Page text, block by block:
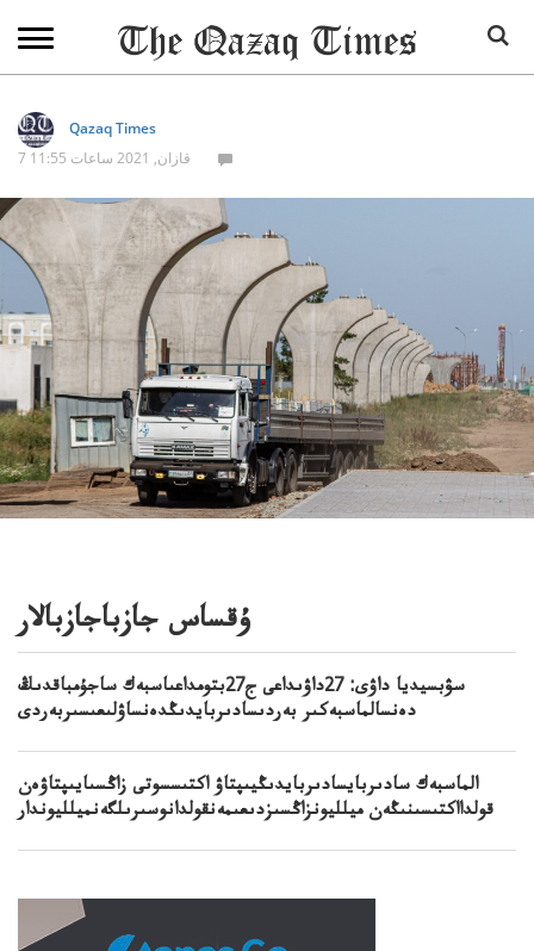
Qazaq Times
7 قازان, 2021 ساعات 11:55
ۇقساس جازباجازبالار
سۋبسيديا داۋى: 27داۋىداعى ج27بتومداعىاسبەك ساجۇمباقدىڭ
دەنسالماسبەكىر بەردىسادىربايدىڭدەنساۋلىعىسىربەردى
الماسبەك سادىربايسادىربايدىڭيىپتاۋ اكتىسسوتى زاڭسىايىپتاۋەن
قولدااكتىسىنىڭەن ميلليونزاڭسىزدىعىمەنقولدانوسىرىلگەنميلليوندار